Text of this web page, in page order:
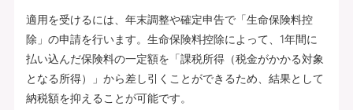
適用を受けるには、年末調整や確定申告で「生命保険料控
除」の申請を行います。生命保険料控除によって、1年間に
払い込んだ保険料の一定額を「課税所得（税金がかかる対象
となる所得）」から差し引くことができるため、結果として
納税額を抑えることが可能です。